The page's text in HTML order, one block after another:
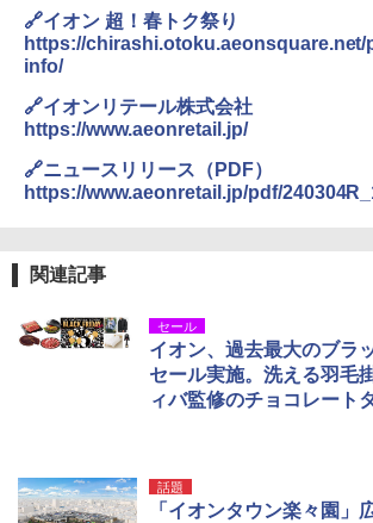
テント ワンタッチ
500002(88859)
[キャンパーズコレクシ
広げるだけ パッとサッと
ーティング フルクローズ
簡単設置 ポップアップテ
[キャンパーズコレクショ
広げるだけ パッとサッと
ラックコーティング フル
人用 簡単設置 ポップアッ
￥6,459
【日本企業販売】超強力
0ml（連続噴射30秒）
秒）射程5～10m 安全ロ
付き ヒグマ・イノシシ対
関の購入実績 登山・キャ
防災用品 長期保存可能
ポインターライト 強力
USB充電式 高精度 超長
可能 安全ロック付き 高
ンパクト多機能設計 持ち
🔗イオン 超！春トク祭り
https://
info/
🔗イオンリテール株式会社
https://www.aeonretail.jp/
🔗ニュースリリース（PDF）
https://www.aeonretail.jp/pdf/
関連記事
セール
イオン、過去最大のブラ
セール実施。洗える羽毛
ィバ監修のチョコレート
話題
「イオンタウン楽々園」